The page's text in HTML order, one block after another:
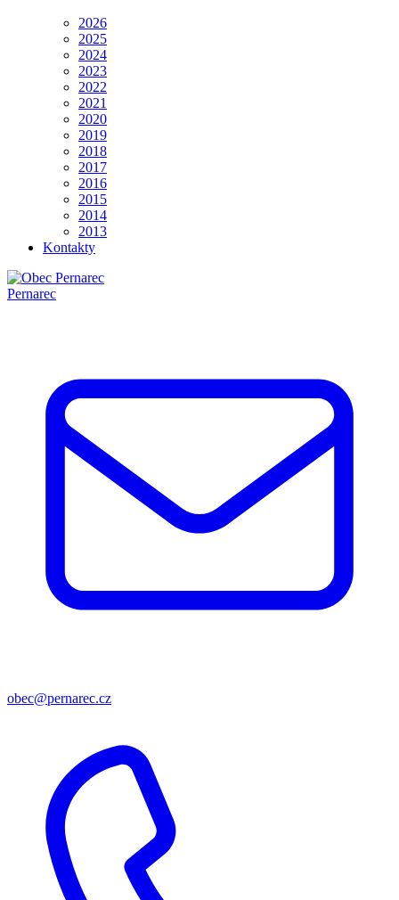
2026
2025
2024
2023
2022
2021
2020
2019
2018
2017
2016
2015
2014
2013
Kontakty
Pernarec
obec@pernarec.cz